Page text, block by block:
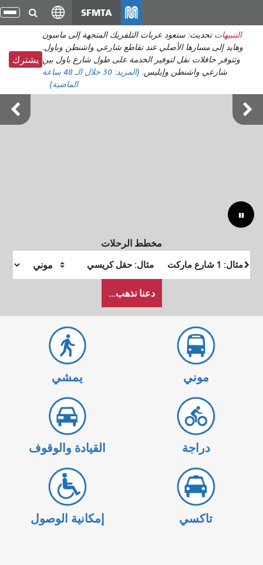
انتقل
إلى
المحتوى
الرئيسي
SFMTA
التنبيهات تحديث: ستعود عربات التلفريك المتجهة إلى ماسون
وهايد إلى مسارها الأصلي عند تقاطع شارعي واشنطن وباول.
وتتوفر حافلات نقل لتوفير الخدمة على طول شارع باول بين
شارعي واشنطن وإيليس. (المزيد: 30
خلال الـ 48 ساعة
الماضية)
يشترك
مخطط الرحلات
البداية
النهاية
أرغب
في
دعنا نذهب...
موني يمشي
دراجة القيادة والوقوف
تاكسي إمكانية الوصول